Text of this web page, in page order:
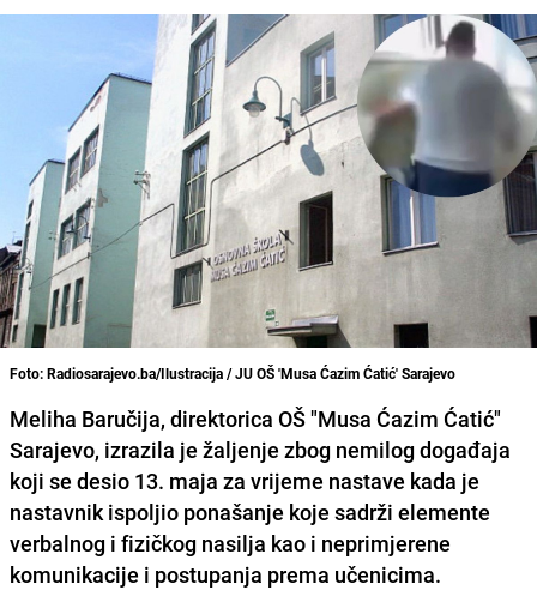
Foto: Radiosarajevo.ba/Ilustracija / JU OŠ 'Musa Ćazim Ćatić' Sarajevo
Meliha Baručija, direktorica OŠ "Musa Ćazim Ćatić"
Sarajevo, izrazila je žaljenje zbog nemilog događaja
koji se desio 13. maja za vrijeme nastave kada je
nastavnik ispoljio ponašanje koje sadrži elemente
verbalnog i fizičkog nasilja kao i neprimjerene
komunikacije i postupanja prema učenicima.